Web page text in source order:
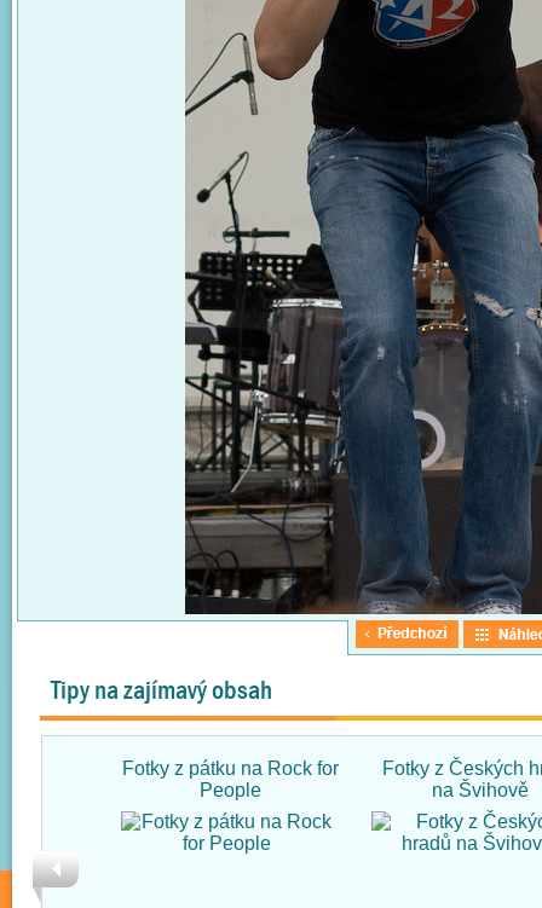
Tipy na zajímavý obsah
Fotky z pátku na Rock for
People
Fotky z Českých
na Švihově